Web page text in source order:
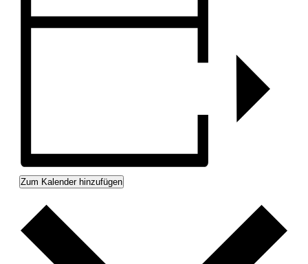
Zum Kalender hinzufügen